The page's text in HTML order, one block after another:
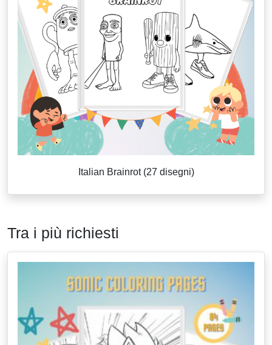
Italian Brainrot (27 disegni)
Tra i più richiesti